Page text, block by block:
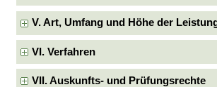
V. Art, Umfang und Höhe der
VI. Verfahren
VII. Auskunfts- und Prüfungsrechte